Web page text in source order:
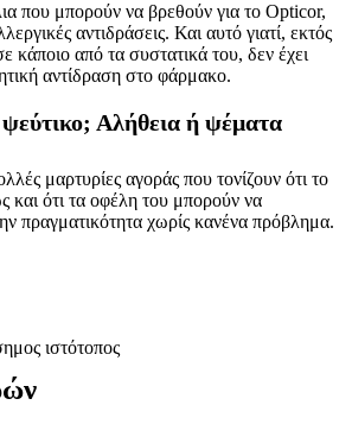
που μπορούν να βρεθούν για το Opticor,
αντιδράσεις. Και αυτό γιατί, εκτός
κάποιο από τα συστατικά του, δεν έχει
αντίδραση στο φάρμακο.
Αλήθεια ή ψέματα
μαρτυρίες αγοράς που τονίζουν ότι το
και ότι τα οφέλη του μπορούν να
πραγματικότητα χωρίς κανένα πρόβλημα.
ιστότοπος